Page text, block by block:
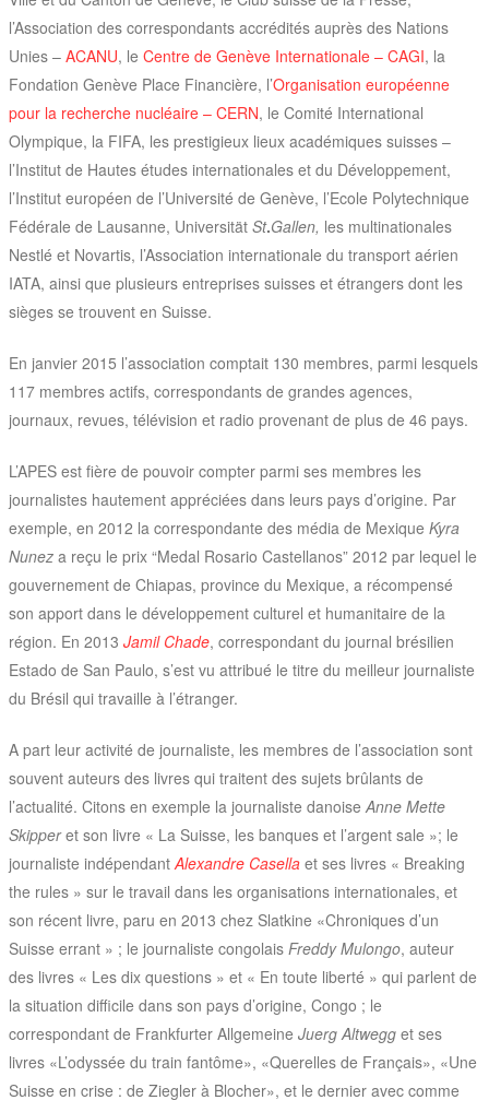
l’Association des correspondants accrédités auprès des Nations
Unies – ACANU, le Centre de Genève Internationale – CAGI, la
Fondation Genève Place Financière, l’Organisation européenne
pour la recherche nucléaire – CERN, le Comité International
Olympique, la FIFA, les prestigieux lieux académiques suisses –
l’Institut de Hautes études internationales et du Développement,
l’Institut européen de l’Université de Genève, l’Ecole Polytechnique
Fédérale de Lausanne, Universität St.Gallen, les multinationales
Nestlé et Novartis, l’Association internationale du transport aérien
IATA, ainsi que plusieurs entreprises suisses et étrangers dont les
sièges se trouvent en Suisse.
En janvier 2015 l’association comptait 130 membres, parmi lesquels
117 membres actifs, correspondants de grandes agences,
journaux, revues, télévision et radio provenant de plus de 46 pays.
L’APES est fière de pouvoir compter parmi ses membres les
journalistes hautement appréciées dans leurs pays d’origine. Par
exemple, en 2012 la correspondante des média de Mexique Kyra
Nunez a reçu le prix “Medal Rosario Castellanos” 2012 par lequel le
gouvernement de Chiapas, province du Mexique, a récompensé
son apport dans le développement culturel et humanitaire de la
région. En 2013 Jamil Chade, correspondant du journal brésilien
Estado de San Paulo, s’est vu attribué le titre du meilleur journaliste
du Brésil qui travaille à l’étranger.
A part leur activité de journaliste, les membres de l’association sont
souvent auteurs des livres qui traitent des sujets brûlants de
l’actualité. Citons en exemple la journaliste danoiseAnne Mette
Skipperet son livre « La Suisse, les banques et l’argent sale »; le
journaliste indépendantAlexandre Casella et ses livres « Breaking
the rules » sur le travail dans les organisations internationales, et
son récent livre, paru en 2013 chez Slatkine «Chroniques d’un
Suisse errant » ; le journaliste congolais Freddy Mulongo, auteur
des livres « Les dix questions » et « En toute liberté » qui parlent de
la situation difficile dans son pays d’origine, Congo ; le
correspondant de Frankfurter Allgemeine Juerg Altwegg et ses
livres «L’odyssée du train fantôme», «Querelles de Français», «Une
Suisse en crise : de Ziegler à Blocher», et le dernier avec comme